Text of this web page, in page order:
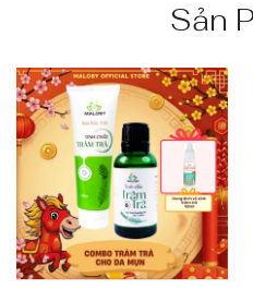
Sản